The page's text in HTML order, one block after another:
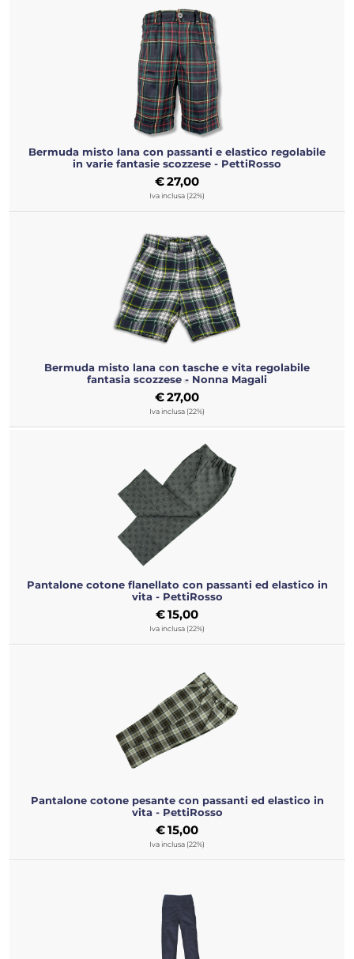
Bermuda misto lana con passanti e elastico regolabile
in varie fantasie scozzese - PettiRosso
€27,00
Iva inclusa (22%)
Bermuda misto lana con tasche e vita regolabile
fantasia scozzese - Nonna Magali
€27,00
Iva inclusa (22%)
Pantalone cotone flanellato con passanti ed elastico in
vita - PettiRosso
€15,00
Iva inclusa (22%)
Pantalone cotone pesante con passanti ed elastico in
vita - PettiRosso
€15,00
Iva inclusa (22%)